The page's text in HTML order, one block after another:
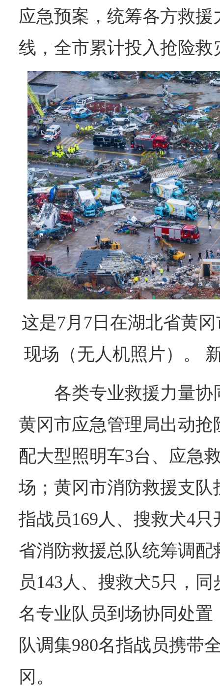
应急预案，统筹各方救
线，全市累计投入抢险救
这是7月7日在湖北省黄
现场（无人机照片）。
各类专业救援力量
黄冈市应急管理局出动抢
配大型照明车3台、应急
场；黄冈市消防救援支队
指战员169人、搜救犬4
省消防救援总队统筹调配
员143人、搜救犬5只，
名专业队员到场协同处
队调集980名指战员携带
冈。